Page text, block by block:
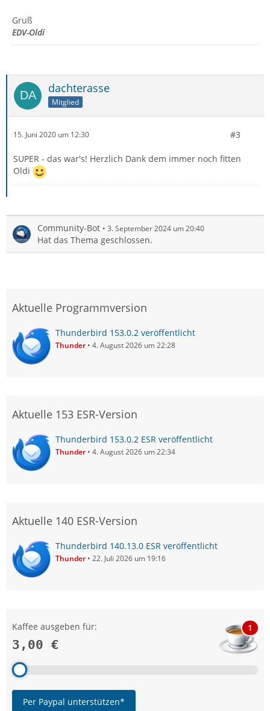
Gruß
EDV-Oldi
dachterasse
Mitglied
15. Juni 2020 um 12:30 #3
SUPER - das war's! Herzlich Dank dem immer noch fitten
Oldi
Community-Bot 3. September 2024 um 20:40
Hat das Thema geschlossen.
Aktuelle Programmversion
Thunderbird 153.0.2 veröffentlicht
Thunder 4. August 2026 um 22:28
Aktuelle 153 ESR-Version
Thunderbird 153.0.2 ESR veröffentlicht
Thunder 4. August 2026 um 22:34
Aktuelle 140 ESR-Version
Thunderbird 140.13.0 ESR veröffentlicht
Thunder 22. Juli 2026 um 19:16
Kaffee ausgeben für:
3,00 €
1
Per Paypal unterstützen*